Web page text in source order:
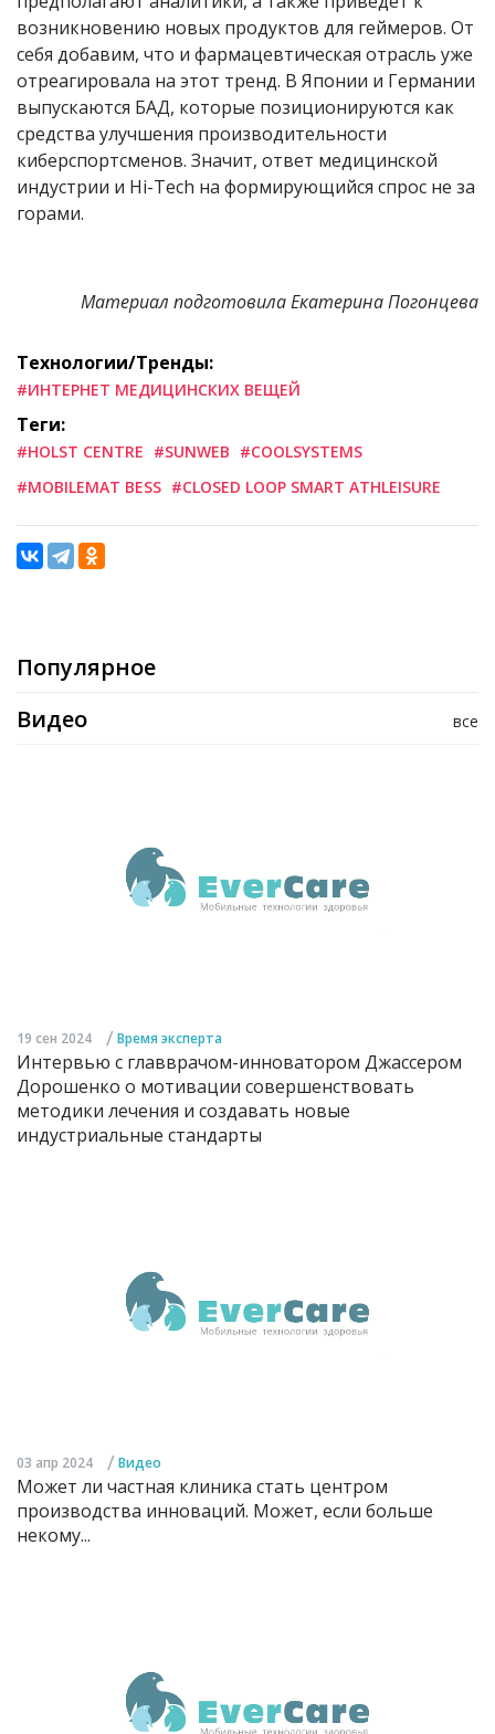
возникновению новых продуктов для геймеров. От
себя добавим, что и фармацевтическая отрасль уже
отреагировала на этот тренд. В Японии и Германии
выпускаются БАД, которые позиционируются как
средства улучшения производительности
киберспортсменов. Значит, ответ медицинской
индустрии и Hi-Tech на формирующийся спрос не за
горами.
Материал подготовила Екатерина Погонцева
Технологии/Тренды:
#ИНТЕРНЕТ МЕДИЦИНСКИХ ВЕЩЕЙ
Теги:
#HOLST CENTRE #SUNWEB #COOLSYSTEMS
#MOBILEMAT BESS #CLOSED LOOP SMART ATHLEISURE
Популярное
все
Видео
19 сен 2024 / Время эксперта
Интервью с главврачом-инноватором Джассером
Дорошенко о мотивации совершенствовать
методики лечения и создавать новые
индустриальные стандарты
03 апр 2024 / Видео
Может ли частная клиника стать центром
производства инноваций. Может, если больше
некому...